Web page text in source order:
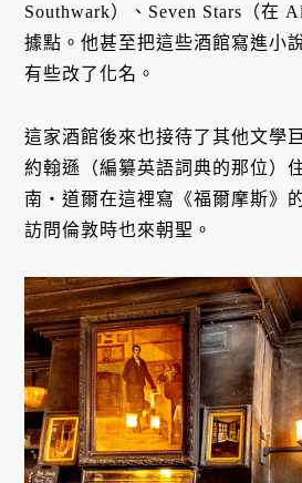
Southwark）、Seven Stars（在
據點。他甚至把這些酒館寫進小
有些改了化名。
這家酒館後來也接待了其他文學
約翰遜（編纂英語詞典的那位）
南・道爾在這裡寫《福爾摩斯》
訪問倫敦時也來朝聖。